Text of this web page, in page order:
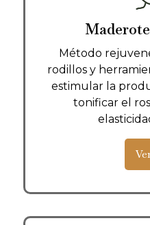
Método
rodillos y
estimular la
tonificar el